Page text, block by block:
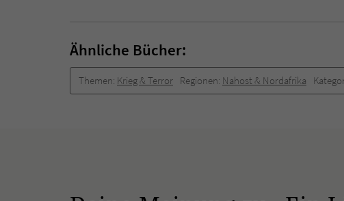
Ähnliche Bücher:
Themen: Krieg & Terror Regionen: Nahost & Nordafrika